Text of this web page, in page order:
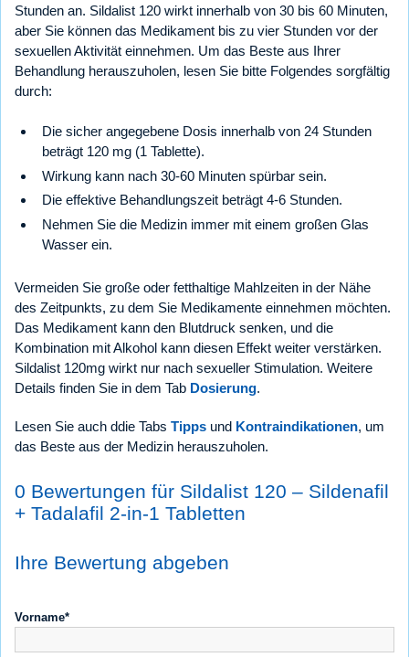
Stunden an. Sildalist 120 wirkt innerhalb von 30 bis 60 Minuten,
aber Sie können das Medikament bis zu vier Stunden vor der
sexuellen Aktivität einnehmen. Um das Beste aus Ihrer
Behandlung herauszuholen, lesen Sie bitte Folgendes sorgfältig
durch:
Die sicher angegebene Dosis innerhalb von 24 Stunden
beträgt 120 mg (1 Tablette).
Wirkung kann nach 30-60 Minuten spürbar sein.
Die effektive Behandlungszeit beträgt 4-6 Stunden.
Nehmen Sie die Medizin immer mit einem großen Glas
Wasser ein.
Vermeiden Sie große oder fetthaltige Mahlzeiten in der Nähe
des Zeitpunkts, zu dem Sie Medikamente einnehmen möchten.
Das Medikament kann den Blutdruck senken, und die
Kombination mit Alkohol kann diesen Effekt weiter verstärken.
Sildalist 120mg wirkt nur nach sexueller Stimulation. Weitere
Details finden Sie in dem Tab Dosierung.
Lesen Sie auch ddie Tabs Tipps und Kontraindikationen, um
das Beste aus der Medizin herauszuholen.
0 Bewertungen für Sildalist 120 – Sildenafil
+ Tadalafil 2-in-1 Tabletten
Ihre Bewertung abgeben
Vorname*